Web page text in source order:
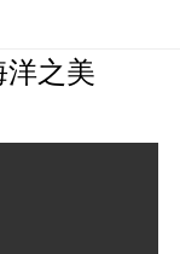
洋之美